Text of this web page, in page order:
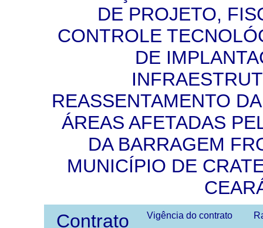
DE PROJETO,
CONTROLE
DE
REASSENTAMENTO
ÁREAS AFETADAS
DA BARRAGEM
MUNICÍPIO DE
Contrato
Vigência do contrato